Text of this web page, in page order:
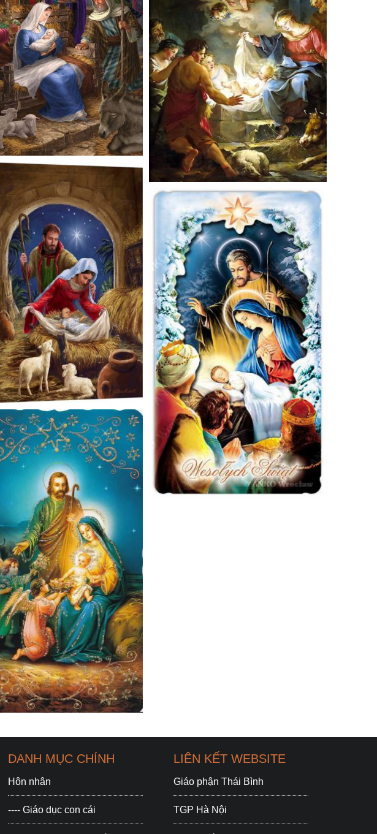
DANH MỤC CHÍNH
Hôn nhân
---- Giáo dục con cái
LIÊN KẾT WEBSITE
Giáo phận Thái Bình
TGP Hà Nội